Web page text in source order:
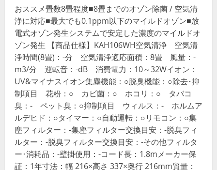
おススメ畳数8畳程度■8畳までのオゾン除菌 / 空気清
浄に対応■最大でも0.1ppm以下のマイルドオゾン■放
電式オゾン発生システムで安定した濃度のマイルドオ
ゾン発生 【商品仕様】KAH106WH空気清浄 空気清
浄時間(8畳)：-分 空気清浄適応面積：8畳 風量：-
m3/分 運転音：-dB 消費電力：10～32Wイオン：
UV&マイナスイオン集塵機能：○脱臭機能：○除去･抑
制項目 花粉：○ カビ菌：○ ホコリ：○ タバコ
臭：- ペット臭：○抑制項目 ウィルス：- ホルムア
ルデヒド：○タイマー：○自動運転：○リモコン：○集
塵フィルター：-集塵フィルター交換目安：-脱臭フィ
ルター：-脱臭フィルター交換目安：-その他フィルタ
ー･消耗品：-壁掛使用：-コード長：1.8mメーカー保
証：1年寸法：幅 216×高さ 337×奥行 216mm質量：